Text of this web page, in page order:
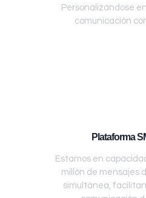
Personalizándose
comunicación
Plataforma
Estamos en
millón de mensajes
simultánea,